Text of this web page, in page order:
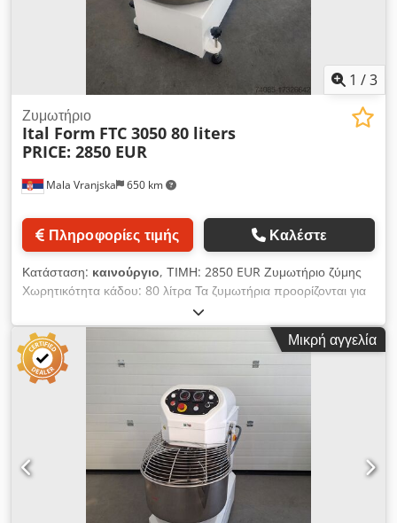
1 /3
Mala Vranjska 650 km
Ζυμωτήριο
Ital Form FTC 3050 80 liters
PRICE: 2850 EUR
Πληροφορίες τιμής Καλέστε
Κατάσταση: καινούργιο, ΤΙΜΗ: 2850 EUR Ζυμωτήριο ζύμης
Χωρητικότητα κάδου: 80 λίτρα Τα ζυμωτήρια προορίζονται για
επαγγελματική χρήση στη βιομηχανία αρτοποιίας και εστίασης.
Χρησιμοποιούνται κυρίως για την προετοιμασία ζύμης, αλλά
μπορούν να χρησιμοποιηθούν και για την προετοιμασία άλλων
προϊόντων, αντικαθιστώντας τη χειρωνακτική εργασία με ένα
μηχανικό σύστημα. Με αυτόν τον τρόπο είναι δυνατή η
συνεχής παραγωγή μεγαλύτερων ποσοτήτων ζύμης.
Αποτελούνται από κάδο για τα υλικά και εργαλείο ανάμιξης
(σπιράλ). Dsdpfouu Evwsx Aqisck Χαρακτηριστικά:
Χωρητικότητα αλεύρου: 30 kg Χωρητικότητα ζύμης: 50 kg
Χωρητικότητα κάδου: 80 λίτρα Ταχύτητα ανάμιξης: 125/250
σ.α.λ. Ταχύτητα κάδου: 12,5/25 σ.α.λ. Τάση: 380V 50Hz Ισχύς:
3,5kW Διαστάσεις μηχανήματος: 950x590x1100 mm Βάρος:
Μικρή αγγελία